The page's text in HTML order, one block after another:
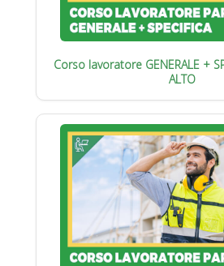
Corso lavoratore GENERALE +
ALTO